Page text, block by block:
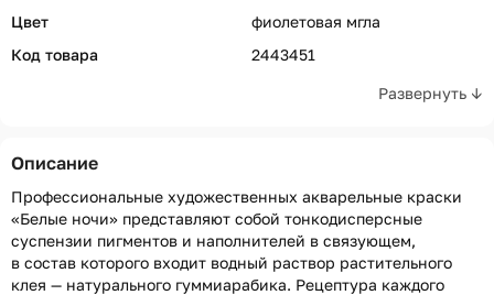
Развернуть ↓
Цвет
фиолетовая мгла
Код товара
2443451
Описание
Профессиональные художественных акварельные краски
«Белые ночи» представляют собой тонкодисперсные
суспензии пигментов и наполнителей в связующем,
в состав которого входит водный раствор растительного
клея — натурального гуммиарабика. Рецептура каждого